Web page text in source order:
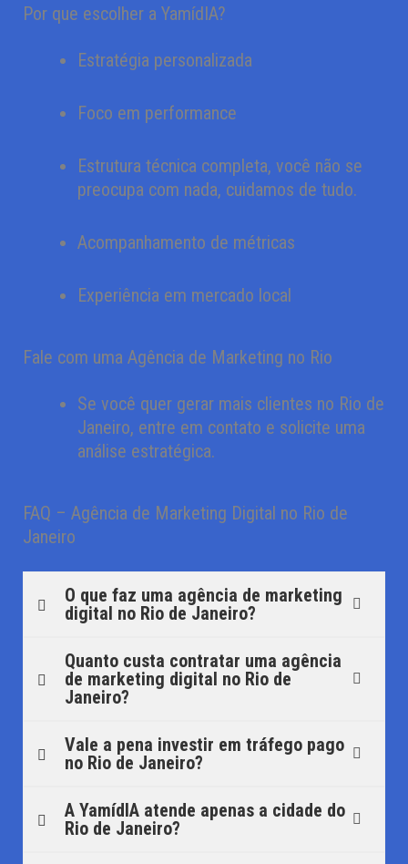
Por que escolher a YamídIA?
Estratégia personalizada
Foco em performance
Estrutura técnica completa, você não se
preocupa com nada, cuidamos de tudo.
Acompanhamento de métricas
Experiência em mercado local
Fale com uma Agência de Marketing no Rio
Se você quer gerar mais clientes no Rio de
Janeiro, entre em contato e solicite uma
análise estratégica.
FAQ – Agência de Marketing Digital no Rio de
Janeiro
O que faz uma agência de marketing
digital no Rio de Janeiro?
Quanto custa contratar uma agência
de marketing digital no Rio de
Janeiro?
Vale a pena investir em tráfego pago
no Rio de Janeiro?
A YamídIA atende apenas a cidade do
Rio de Janeiro?